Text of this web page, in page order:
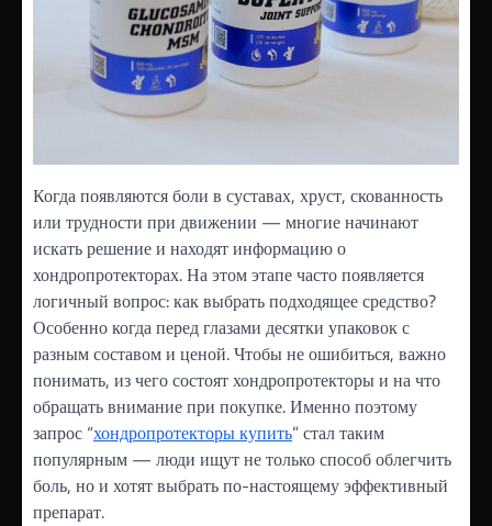
Когда появляются боли в суставах, хруст, скованность
или трудности при движении — многие начинают
искать решение и находят информацию о
хондропротекторах. На этом этапе часто появляется
логичный вопрос: как выбрать подходящее средство?
Особенно когда перед глазами десятки упаковок с
разным составом и ценой. Чтобы не ошибиться, важно
понимать, из чего состоят хондропротекторы и на что
обращать внимание при покупке. Именно поэтому
запрос “хондропротекторы купить” стал таким
популярным — люди ищут не только способ облегчить
боль, но и хотят выбрать по-настоящему эффективный
препарат.